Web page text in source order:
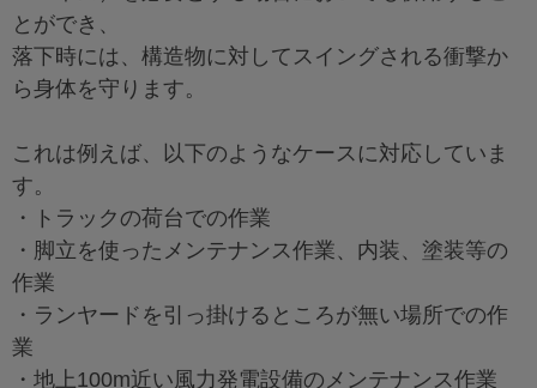
とができ、
落下時には、構造物に対してスイングされる衝撃か
ら身体を守ります。
これは例えば、以下のようなケースに対応していま
す。
・トラックの荷台での作業
・脚立を使ったメンテナンス作業、内装、塗装等の
作業
・ランヤードを引っ掛けるところが無い場所での作
業
・地上100m近い風力発電設備のメンテナンス作業